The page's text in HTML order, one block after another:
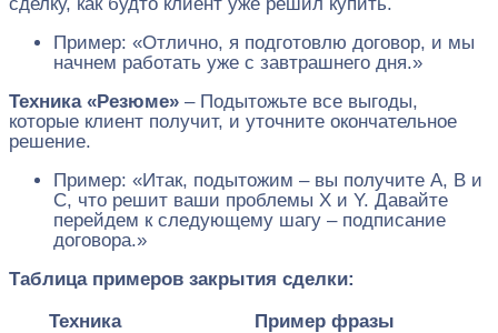
Пример: «Отлично, я подготовлю договор, и мы
начнем работать уже с завтрашнего дня.»
Техника «Резюме» – Подытожьте все выгоды,
которые клиент получит, и уточните окончательное
решение.
Пример: «Итак, подытожим – вы получите А, В и
С, что решит ваши проблемы X и Y. Давайте
перейдем к следующему шагу – подписание
договора.»
Таблица примеров закрытия сделки:
Техника
Пример фразы